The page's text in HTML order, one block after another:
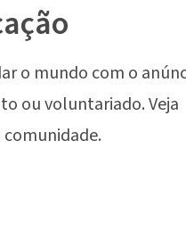
o mundo com o
ou voluntariado. Veja